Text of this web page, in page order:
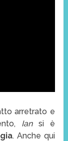
arretrato e
Iansi è
. Anche qui